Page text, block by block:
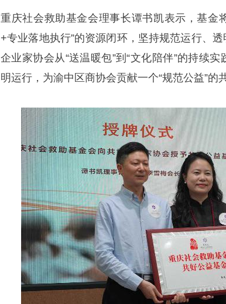
重庆社会救助基金会理事长谭书凯表示，基金
+专业落地执行”的资源闭环，坚持规范运行、
企业家协会从“送温暖包”到“文化陪伴”的持续
明运行，为渝中区商协会贡献一个“规范公益”的